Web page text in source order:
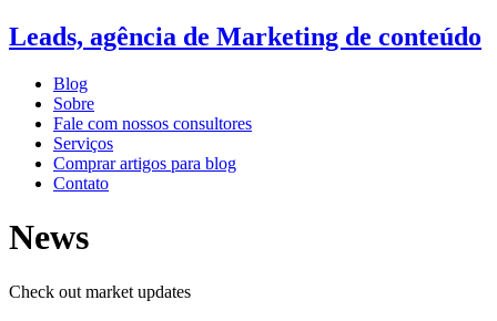
Leads, agência de Marketing de conteúdo
Blog
Sobre
Fale com nossos consultores
Serviços
Comprar artigos para blog
Contato
News
Check out market updates